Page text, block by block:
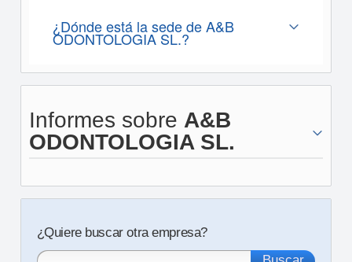
¿Dónde está la sede de A&B
ODONTOLOGIA SL.?
Informes sobre A&B
ODONTOLOGIA SL.
¿Quiere buscar otra empresa?